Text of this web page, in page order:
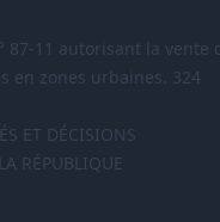
87-11 autorisant la
en zones urbaines. 324
ET DÉCISIONS
RÉPUBLIQUE